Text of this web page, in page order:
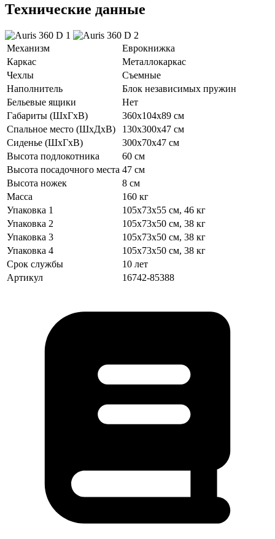
Технические данные
Механизм
Еврокнижка
Каркас
Металлокаркас
Чехлы
Съемные
Наполнитель
Блок независимых пружин
Бельевые ящики
Нет
Габариты (ШхГхВ)
360х104х89 см
Спальное место (ШхДхВ)
130х300х47 см
Сиденье (ШхГхВ)
300х70х47 см
Высота подлокотника
60 см
Высота посадочного места 47 см
Высота ножек
8 см
Масса
160 кг
Упаковка 1
105х73х55 см, 46 кг
Упаковка 2
105х73х50 см, 38 кг
Упаковка 3
105х73х50 см, 38 кг
Упаковка 4
105х73х50 см, 38 кг
Срок службы
10 лет
Артикул
16742-85388